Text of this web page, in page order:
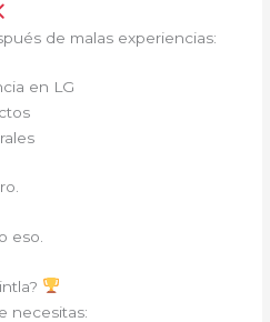
de malas experiencias:
en LG
eso.
necesitas: